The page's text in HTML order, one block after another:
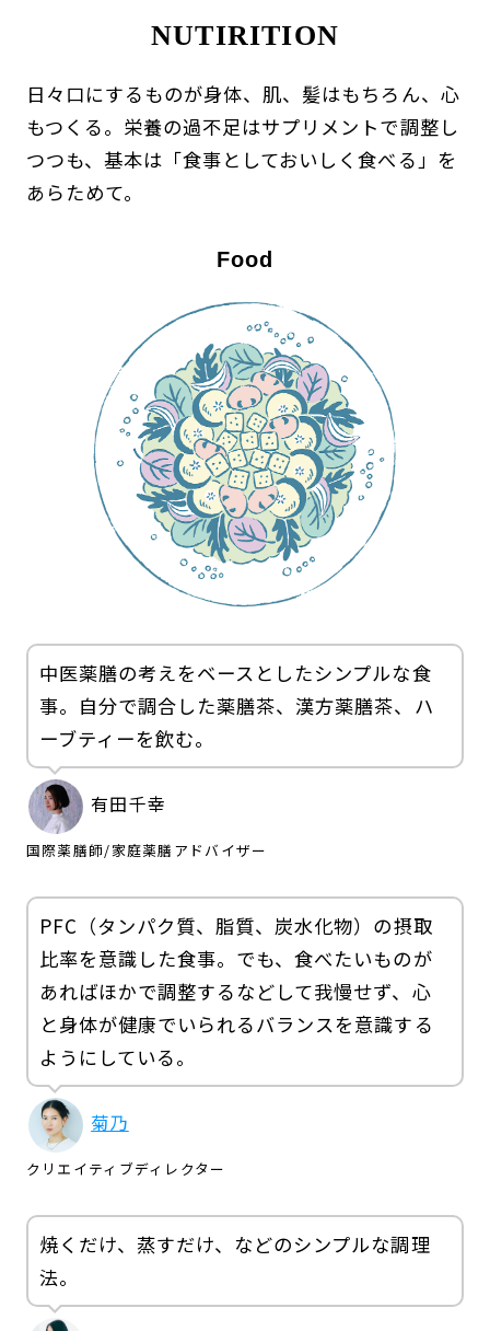
NUTIRITION
日々口にするものが身体、肌、髪はもちろん、心
もつくる。栄養の過不足はサプリメントで調整し
つつも、基本は「食事としておいしく食べる」を
あらためて。
Food
中医薬膳の考えをベースとしたシンプルな食
事。自分で調合した薬膳茶、漢方薬膳茶、ハ
ーブティーを飲む。
有田千幸
国際薬膳師/家庭薬膳アドバイザー
PFC（タンパク質、脂質、炭水化物）の摂取
比率を意識した食事。でも、食べたいものが
あればほかで調整するなどして我慢せず、心
と身体が健康でいられるバランスを意識する
ようにしている。
菊乃
クリエイティブディレクター
焼くだけ、蒸すだけ、などのシンプルな調理
法。